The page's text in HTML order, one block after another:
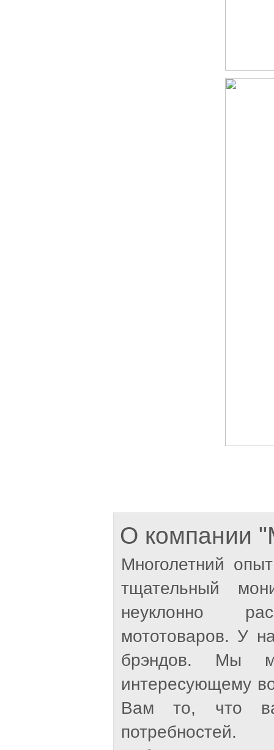
О компании
Многолетний
тщательный
неуклонно
мототоваров. У
брэндов. Мы
интересующему
Вам то, что
потребностей.